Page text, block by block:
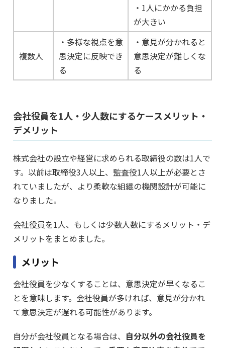
・1人にかかる負担
が大きい
複数人
・多様な視点を意
思決定に反映でき
る
・意見が分かれると
意思決定が難しくな
る
会社役員を1人・少人数にするケースメリット・
デメリット
株式会社の設立や経営に求められる取締役の数は1人で
す。以前は取締役3人以上、監査役1人以上が必要とさ
れていましたが、より柔軟な組織の機関設計が可能に
なりました。
会社役員を1人、もしくは少数人数にするメリット・デ
メリットをまとめました。
メリット
会社役員を少なくすることは、意思決定が早くなるこ
とを意味します。会社役員が多ければ、意見が分かれ
て意思決定が遅れる可能性があります。
自分が会社役員となる場合は、 自分以外の会社役員を